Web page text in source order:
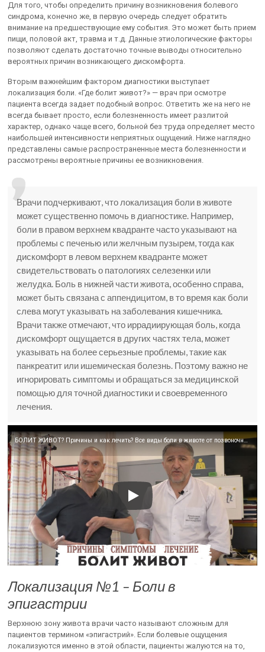
Для того, чтобы определить причину возникновения болевого
синдрома, конечно же, в первую очередь следует обратить
внимание на предшествующие ему события. Это может быть прием
пищи, половой акт, травма и т.д. Данные этиологические факторы
позволяют сделать достаточно точные выводы относительно
вероятных причин возникающего дискомфорта.
Вторым важнейшим фактором диагностики выступает
локализация боли. «Где болит живот?» — врач при осмотре
пациента всегда задает подобный вопрос. Ответить же на него не
всегда бывает просто, если болезненность имеет разлитой
характер, однако чаще всего, больной без труда определяет место
наибольшей интенсивности неприятных ощущений. Ниже наглядно
представлены самые распространенные места болезненности и
рассмотрены вероятные причины ее возникновения.
Врачи подчеркивают, что локализация боли в животе
может существенно помочь в диагностике. Например,
боли в правом верхнем квадранте часто указывают на
проблемы с печенью или желчным пузырем, тогда как
дискомфорт в левом верхнем квадранте может
свидетельствовать о патологиях селезенки или
желудка. Боль в нижней части живота, особенно справа,
может быть связана с аппендицитом, в то время как боли
слева могут указывать на заболевания кишечника.
Врачи также отмечают, что иррадиирующая боль, когда
дискомфорт ощущается в других частях тела, может
указывать на более серьезные проблемы, такие как
панкреатит или ишемическая болезнь. Поэтому важно не
игнорировать симптомы и обращаться за медицинской
помощью для точной диагностики и своевременного
лечения.
БОЛИТ ЖИВОТ? Причины и как лечить? Все виды боли в животе от позвоночника до внутренних органов.
Локализация №1 – Боли в
эпигастрии
Верхнюю зону живота врачи часто называют сложным для
пациентов термином «эпигастрий». Если болевые ощущения
локализуются именно в этой области, пациенты жалуются на то,